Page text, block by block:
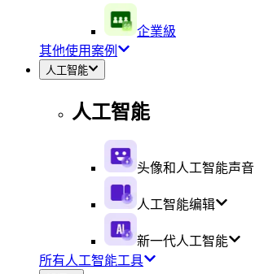
企業級
其他使用案例
人工智能
人工智能
头像和人工智能声音
人工智能编辑
新一代人工智能
所有人工智能工具